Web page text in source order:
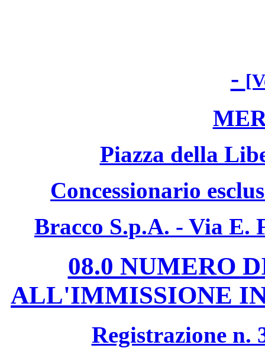
-
Piazza della
Concessionario
Bracco S.p.A. - Via
08.0 NUMERO
ALL'IMMISSIONE
Registrazione n.